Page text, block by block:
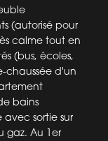
(autorisé pour
calme tout en
(bus, écoles,
chaussée d'un
bains
sortie sur
gaz. Au 1er